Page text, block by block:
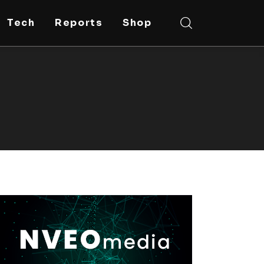
Tech Reports Shop